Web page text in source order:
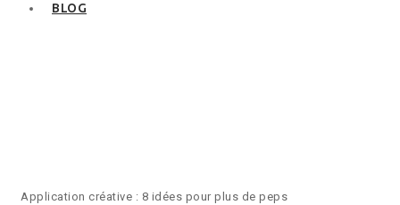
BLOG
Application créative : 8 idées pour plus de peps